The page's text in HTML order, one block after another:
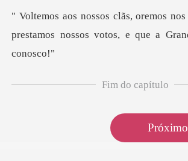
prestamos nossos votos
Fim do capítulo
Próximo